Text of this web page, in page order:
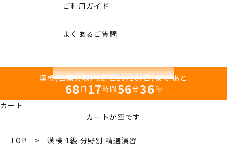
ご利用ガイド
よくあるご質問
漢検(公開会場)検定日10/18(日)まで あと
68 日 17時間56分36秒
カート
カートが空です
TOP > 漢検 1級 分野別 精選演習